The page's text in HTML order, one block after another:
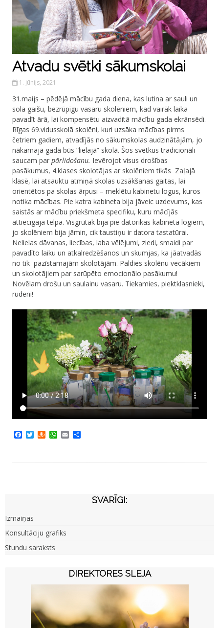
Atvadu svētki sākumskolai
1. jūnijs, 2021
31.maijs – pēdējā mācību gada diena, kas lutina ar sauli un
sola gaišu, bezrūpīgu vasaru skolēniem, kad vairāk laika
pavadīt ārā, lai kompensētu aizvadītā mācību gada ekrānsēdi.
Rīgas 69.vidusskolā skolēni, kuri uzsāka mācības pirms
četriem gadiem, atvadījās no sākumskolas audzinātājām, jo
nākamajā gadā būs “lielajā” skolā. Šos svētkus tradicionāli
saucam par pārlidošanu. Ievērojot visus drošības
pasākumus, 4.klases skolotājas ar skolēniem tikās Zaļajā
klasē, lai atsauktu atmiņā skolas uzsākšanas gaitas, lai
orientētos pa skolas ārpusi – meklētu kabinetu logus, kuros
notika mācības. Pie katra kabineta bija jāveic uzdevums, kas
saistās ar mācību priekšmeta specifiku, kuru mācījās
attiecīgajā telpā. Visgrūtāk bija pie datorikas kabineta logiem,
jo skolēniem bija jāmin, cik taustiņu ir datora tastatūrai.
Nelielas dāvanas, liecības, laba vēlējumi, ziedi, smaidi par
pavadīto laiku un atkalredzēšanos un skumjas, ka jāatvadās
no tik pazīstamajām skolotājām. Paldies skolēnu vecākiem
un skolotājiem par sarūpēto emocionālo pasākumu!
Novēlam drošu un saulainu vasaru. Tiekamies, piektklasnieki,
rudenī!
Facebook
TwitterDraugiem
WhatsApp
Email
SVARĪGI:
Izmaiņas
Konsultāciju grafiks
Stundu saraksts
DIREKTORES SLEJA